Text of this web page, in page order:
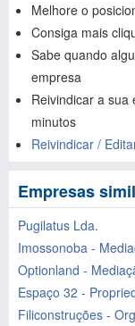
Melhore o
Consiga mais
Sabe quando
empresa
Reivindicar a
minutos
Reivindicar /
Empresas
Pugilatus Lda.
Imossonoba -
Espaço 32 -